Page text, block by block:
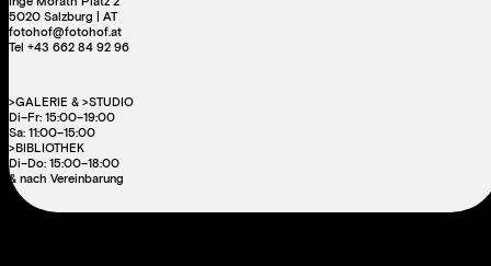
5020 Salzburg | AT
fotohof@fotohof.at
Tel +43 662 84 92 96
>GALERIE & >STUDIO
Di–Fr: 15:00–19:00
Sa: 11:00–15:00
>BIBLIOTHEK
Di–Do: 15:00–18:00
& nach Vereinbarung